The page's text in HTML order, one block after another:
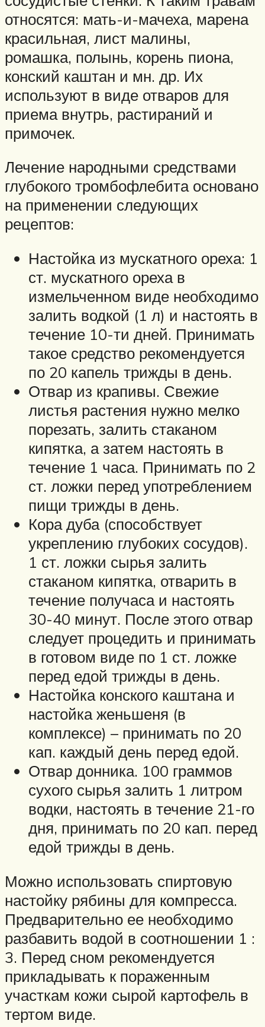
относятся: мать-и-мачеха, марена
красильная, лист малины,
ромашка, полынь, корень пиона,
конский каштан и мн. др. Их
используют в виде отваров для
приема внутрь, растираний и
примочек.
Лечение народными средствами
глубокого тромбофлебита основано
на применении следующих
рецептов:
Настойка из мускатного ореха: 1
ст. мускатного ореха в
измельченном виде необходимо
залить водкой (1 л) и настоять в
течение 10-ти дней. Принимать
такое средство рекомендуется
по 20 капель трижды в день.
Отвар из крапивы. Свежие
листья растения нужно мелко
порезать, залить стаканом
кипятка, а затем настоять в
течение 1 часа. Принимать по 2
ст. ложки перед употреблением
пищи трижды в день.
Кора дуба (способствует
укреплению глубоких сосудов).
1 ст. ложки сырья залить
стаканом кипятка, отварить в
течение получаса и настоять
30-40 минут. После этого отвар
следует процедить и принимать
в готовом виде по 1 ст. ложке
перед едой трижды в день.
Настойка конского каштана и
настойка женьшеня (в
комплексе) – принимать по 20
кап. каждый день перед едой.
Отвар донника. 100 граммов
сухого сырья залить 1 литром
водки, настоять в течение 21-го
дня, принимать по 20 кап. перед
едой трижды в день.
Можно использовать спиртовую
настойку рябины для компресса.
Предварительно ее необходимо
разбавить водой в соотношении 1 :
3. Перед сном рекомендуется
прикладывать к пораженным
участкам кожи сырой картофель в
тертом виде.